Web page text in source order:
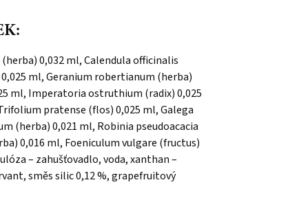
0,032 ml, Calendula officinalis
ml, Geranium robertianum (herba)
ml, Imperatoria ostruthium (radix) 0,025
pratense (flos) 0,025 ml, Galega
(herba) 0,021 ml, Robinia pseudoacacia
0,016 ml, Foeniculum vulgare (fructus)
– zahušťovadlo, voda, xanthan –
směs silic 0,12 %, grapefruitový